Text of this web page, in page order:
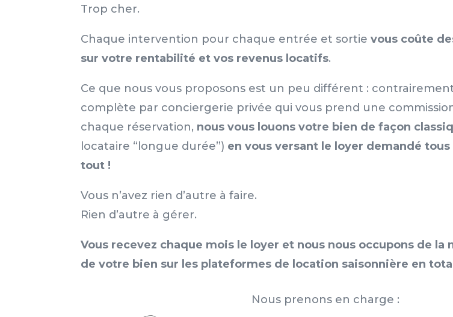
Trop cher.
Chaque intervention pour chaque entrée et sortievous coûte
sur votre rentabilité et vos revenus locatifs.
Ce que nous vous proposons est un peu différent :
complète par conciergerie privée qui vous prend une
chaque réservation, nous vous louons votre bien de façon
locataire “longue durée”) en vous versant le loyer demandé
tout !
Vous n’avez rien d’autre à faire.
Rien d’autre à gérer.
Vous recevez chaque mois le loyer et nous nous occupons de la
de votre bien sur les plateformes de location saisonnière en
Nous prenons en charge :